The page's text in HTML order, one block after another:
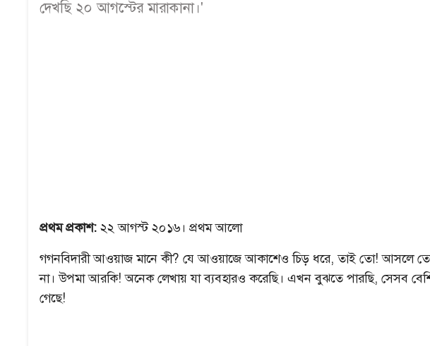
দেখছি ২০ আগস্টের মারাকানা।'
প্রথম প্রকাশ: ২২ আগস্ট ২০১৬। প্রথম আলো
গগনবিদারী আওয়াজ মানে কী? যে আওয়াজে আকাশেও চিড় ধরে, তাই তো! আসলে
না। উপমা আরকি! অনেক লেখায় যা ব্যবহারও করেছি। এখন বুঝতে পারছি, সেসব
গেছে!